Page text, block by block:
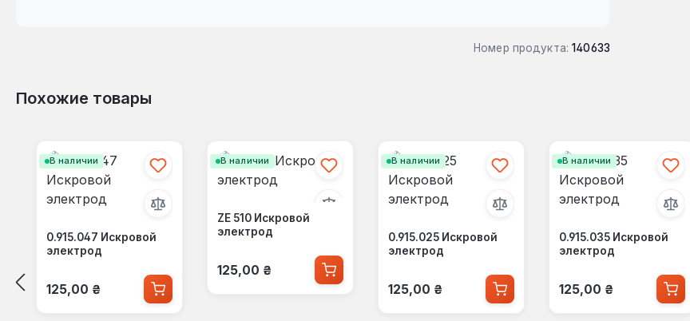
Номер продукта: 140633
Похожие товары
В наличии
0.915.047 Искровой
электрод
Обычная цена:
125,00 ₴
В наличии
ZE 510 Искровой
электрод
Обычная цена:
125,00 ₴
В наличии
0.915.025 Искровой
электрод
Обычная цена:
125,00 ₴
В наличии
0.915.035 Искровой
электрод
Обычная цена:
125,00 ₴